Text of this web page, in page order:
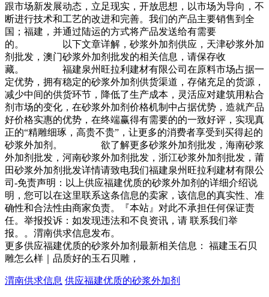
跟市场新发展动态，立足现实，开放思想，以市场为导向，不
断进行技术和工艺的改进和完善。我们的产品主要销售到全
国；福建，并通过陆运的方式将产品发送给有需要
的。 以下文章详解，砂浆外加剂供应，天津砂浆外加
剂批发，澳门砂浆外加剂批发的相关信息，请保存收
藏。 福建泉州旺拉利建材有限公司在原料市场占据一
定优势，拥有稳定的砂浆外加剂供货渠道，存储充足的货源，
减少中间的供货环节，降低了生产成本，灵活应对建筑用粘合
剂市场的变化，在砂浆外加剂价格机制中占据优势，造就产品
好价格实惠的优势，在终端赢得有需要的的一致好评，实现真
正的“精雕细琢，高贵不贵”，让更多的消费者享受到买得起的
砂浆外加剂。 欲了解更多砂浆外加剂批发，海南砂浆
外加剂批发，河南砂浆外加剂批发，浙江砂浆外加剂批发，莆
田砂浆外加剂批发详情请致电我们福建泉州旺拉利建材有限公
司-免责声明：以上供应福建优质的砂浆外加剂的详细介绍说
明，您可以在这里联系这条信息的卖家，该信息的真实性、准
确性和合法性由商家负责。『本站』对此不承担任何保证责
任。举报投诉：如发现违法和不良资讯，请 联系我们举
报。。渭南供求信息发布。
更多供应福建优质的砂浆外加剂最新相关信息： 福建玉石贝
雕怎么样｜品质好的玉石贝雕，
渭南供求信息 供应福建优质的砂浆外加剂